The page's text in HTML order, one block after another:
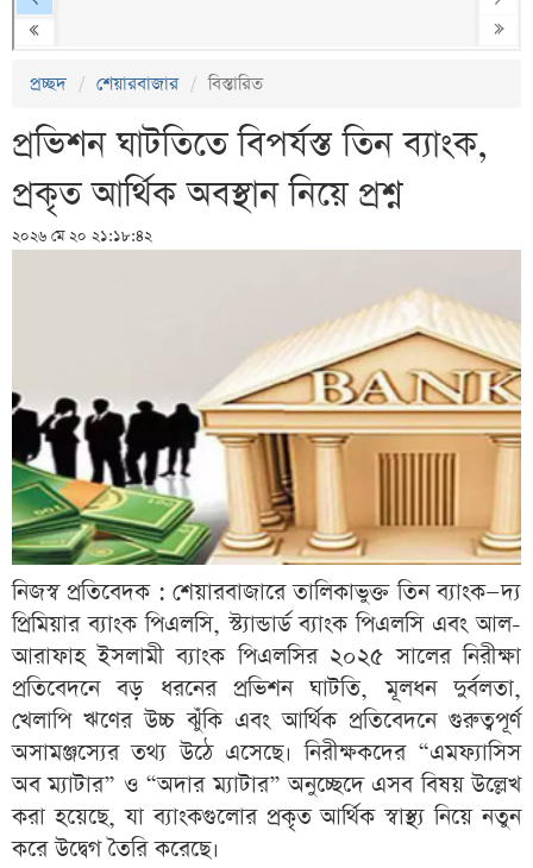
প্রচ্ছদ শেয়ারবাজার বিস্তারিত
প্রভিশন ঘাটতিতে বিপর্যস্ত তিন ব্যাংক,
প্রকৃত আর্থিক অবস্থান নিয়ে প্রশ্ন
২০২৬ মে ২০ ২১:১৮:৪২
নিজস্ব প্রতিবেদক : শেয়ারবাজারে তালিকাভুক্ত তিন ব্যাংক—দ্য
প্রিমিয়ার ব্যাংক পিএলসি, স্ট্যান্ডার্ড ব্যাংক পিএলসি এবং আল-
আরাফাহ ইসলামী ব্যাংক পিএলসির ২০২৫ সালের নিরীক্ষা
প্রতিবেদনে বড় ধরনের প্রভিশন ঘাটতি, মূলধন দুর্বলতা,
খেলাপি ঋণের উচ্চ ঝুঁকি এবং আর্থিক প্রতিবেদনে গুরুত্বপূর্ণ
অসামঞ্জস্যের তথ্য উঠে এসেছে। নিরীক্ষকদের “এমফ্যাসিস
অব ম্যাটার” ও “অদার ম্যাটার” অনুচ্ছেদে এসব বিষয় উল্লেখ
করা হয়েছে, যা ব্যাংকগুলোর প্রকৃত আর্থিক স্বাস্থ্য নিয়ে নতুন
করে উদ্বেগ তৈরি করেছে।